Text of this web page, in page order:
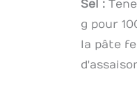
Sel :
g pour
la pâte